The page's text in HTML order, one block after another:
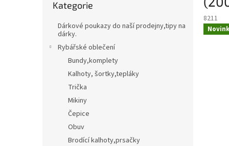
Třpytky,plandavky,Spinnerbaity,Spintaily
kategorie
Kategorie
Dárkové poukazy do naší prodejny,tipy na
dárky.
Rybářské oblečení
Bundy,komplety
Kalhoty, šortky,tepláky
Trička
Mikiny
Čepice
Obuv
Brodící kalhoty,prsačky
8211